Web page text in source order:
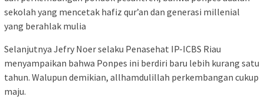
sekolah yang mencetak hafiz qur’an dan generasi millenial
yang berahlak mulia
Selanjutnya Jefry Noer selaku Penasehat IP-ICBS Riau
menyampaikan bahwa Ponpes ini berdiri baru lebih kurang satu
tahun. Walupun demikian, allhamdulillah perkembangan cukup
maju.